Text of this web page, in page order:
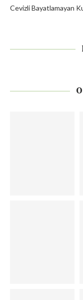
Cevizli Bayatlamayan